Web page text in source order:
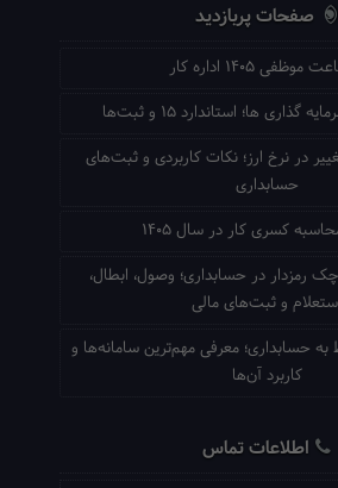
صفحات پربازدید
موظفی ۱۴۰۵ اداره کار
گذاری ها؛ استاندارد ۱۵ و ثبت‌ها
در نرخ ارز؛ نکات کاربردی و ثبت‌های
حسابداری
کسری کار در سال ۱۴۰۵
رمزدار در حسابداری؛ وصول، ابطال،
و ثبت‌های مالی
به حسابداری؛ معرفی مهم‌ترین سامانه‌ها و
کاربرد آن‌ها
اطلاعات تماس